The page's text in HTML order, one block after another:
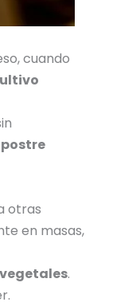
cuando
otras
en masas,
.